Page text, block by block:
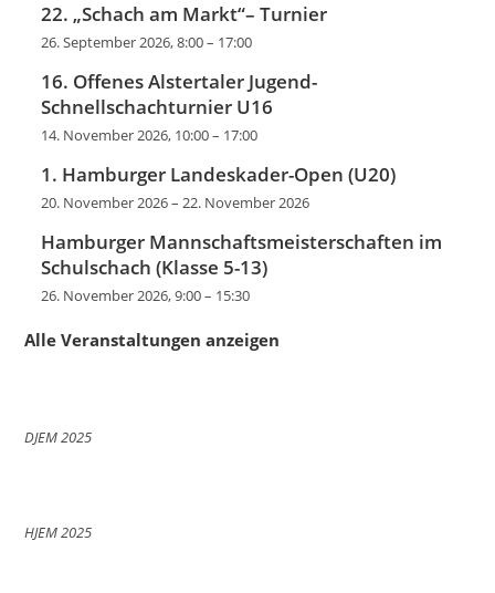
22. „Schach am Markt“– Turnier
26. September 2026, 8:00– 17:00
16. Offenes Alstertaler Jugend-
Schnellschachturnier U16
14. November 2026, 10:00– 17:00
1. Hamburger Landeskader-Open (U20)
20. November 2026–22. November 2026
Hamburger Mannschaftsmeisterschaften im
Schulschach (Klasse 5-13)
26. November 2026, 9:00– 15:30
Alle Veranstaltungen anzeigen
DJEM 2025
HJEM 2025